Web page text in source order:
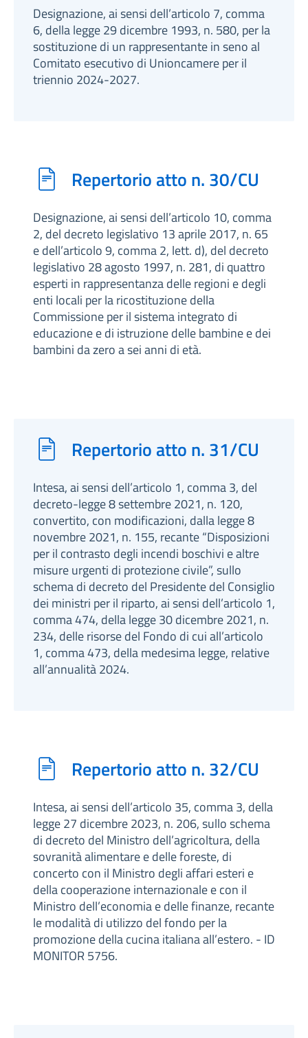
Designazione, ai sensi dell’articolo 7, comma
6, della legge 29 dicembre 1993, n. 580, per la
sostituzione di un rappresentante in seno al
Comitato esecutivo di Unioncamere per il
triennio 2024-2027.
Repertorio atto n. 30/CU
Designazione, ai sensi dell’articolo 10, comma
2, del decreto legislativo 13 aprile 2017, n. 65
e dell’articolo 9, comma 2, lett. d), del decreto
legislativo 28 agosto 1997, n. 281, di quattro
esperti in rappresentanza delle regioni e degli
enti locali per la ricostituzione della
Commissione per il sistema integrato di
educazione e di istruzione delle bambine e dei
bambini da zero a sei anni di età.
Repertorio atto n. 31/CU
Intesa, ai sensi dell’articolo 1, comma 3, del
decreto-legge 8 settembre 2021, n. 120,
convertito, con modificazioni, dalla legge 8
novembre 2021, n. 155, recante “Disposizioni
per il contrasto degli incendi boschivi e altre
misure urgenti di protezione civile”, sullo
schema di decreto del Presidente del Consiglio
dei ministri per il riparto, ai sensi dell’articolo 1,
comma 474, della legge 30 dicembre 2021, n.
234, delle risorse del Fondo di cui all’articolo
1, comma 473, della medesima legge, relative
all’annualità 2024.
Repertorio atto n. 32/CU
Intesa, ai sensi dell’articolo 35, comma 3, della
legge 27 dicembre 2023, n. 206, sullo schema
di decreto del Ministro dell’agricoltura, della
sovranità alimentare e delle foreste, di
concerto con il Ministro degli affari esteri e
della cooperazione internazionale e con il
Ministro dell’economia e delle finanze, recante
le modalità di utilizzo del fondo per la
promozione della cucina italiana all’estero. - ID
MONITOR 5756.